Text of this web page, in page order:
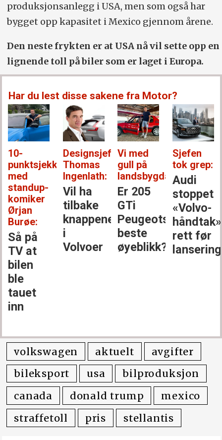
produksjonsanlegg i USA, men som også har
bygget opp kapasitet i Mexico gjennom årene.
Den neste frykten er at USA nå vil sette opp en
lignende toll på biler som er laget i Europa.
Har du lest disse sakene fra Motor?
10-
punktsjekken
med
standup-
komiker
Ørjan
Burøe:
Så på
TV at
bilen
ble
tauet
inn
Designsjef
Thomas
Ingenlath:
Vil ha
tilbake
knappene
i
Volvoer
Vi med
gull på
landsbygda:
Er 205
GTi
Peugeots
beste
øyeblikk?
Sjefen
tok grep:
Audi
stoppet
«Volvo-
håndtak»
rett før
lansering
volkswagen aktuelt
avgifter
bileksport
usa
bilproduksjon
canada
donald trump
mexico
straffetoll
pris stellantis